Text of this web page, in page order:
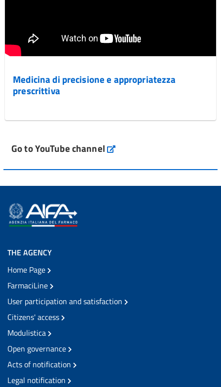
Medicina di precisione e appropriatezza
prescrittiva
Go to YouTube channel
THE AGENCY
Home Page
FarmaciLine
User participation and satisfaction
Citizens' access
Modulistica
Open governance
Acts of notification
Legal notification